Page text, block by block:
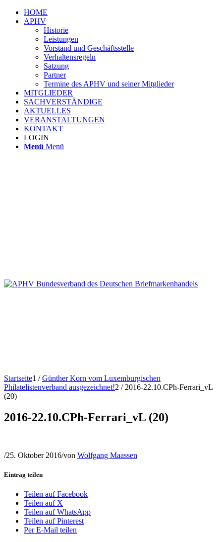
HOME
APHV
Historie
Leistungen
Vorstand und Geschäftsstelle
Verhaltensregeln
Satzung
Partner
Termine des APHV und seiner Mitglieder
MITGLIEDER
SACHVERSTÄNDIGE
AKTUELLES
VERANSTALTUNGEN
KONTAKT
LOGIN
Menü Menü
Startseite1 / Günther Korn vom Luxemburgischen
Philatelistenverband ausgezeichnet!2 / 2016-22.10.CPh-Ferrari_vL
(20)
2016-22.10.CPh-Ferrari_vL (20)
/25. Oktober 2016/von Wolfgang Maassen
Eintrag teilen
Teilen auf Facebook
Teilen auf X
Teilen auf WhatsApp
Teilen auf Pinterest
Per E-Mail teilen